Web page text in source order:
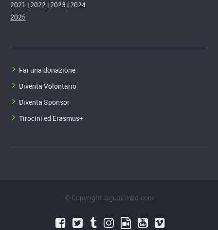
2021 | 2022 | 2023 | 2024
2025
Fai una donazione
Diventa Volontario
Diventa Sponsor
Tirocini ed Erasmus+
© Copyright laguarimba.com